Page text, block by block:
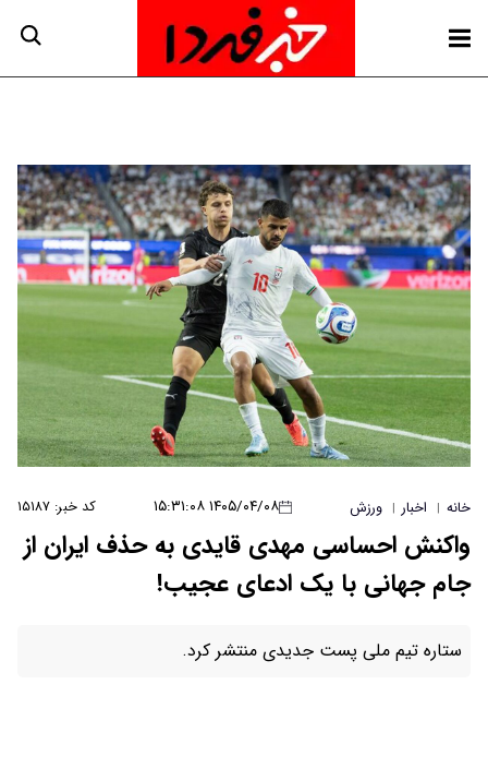
خانه | اخبار | ورزش ۱۴۰۵/۰۴/۰۸ ۱۵:۳۱:۰۸ کد خبر: ۱۵۱۸۷
واکنش احساسی مهدی قایدی به حذف ایران از
جام جهانی با یک ادعای عجیب!
ستاره تیم ملی پست جدیدی منتشر کرد.